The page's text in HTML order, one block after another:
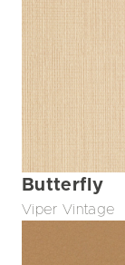
Butterfly
Viper Vintage